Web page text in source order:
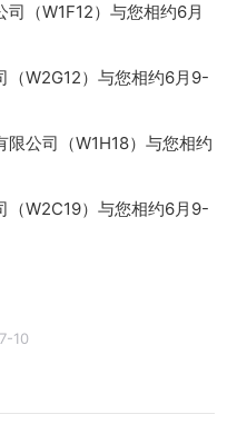
（W1F12）与您相约6月
（W2G12）与您相约6月9-
公司（W1H18）与您相约
（W2C19）与您相约6月9-
10